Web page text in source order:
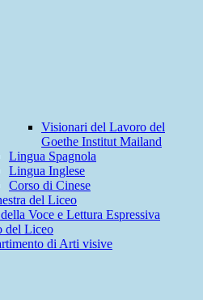
Visionari del Lavoro del
Goethe Institut Mailand
Lingua Spagnola
Lingua Inglese
Corso di Cinese
del Liceo
Voce e Lettura Espressiva
del Liceo
di Arti visive